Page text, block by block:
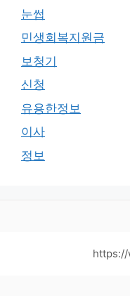
눈썹
민생회복지원금
보청기
신청
유용한정보
이사
정보